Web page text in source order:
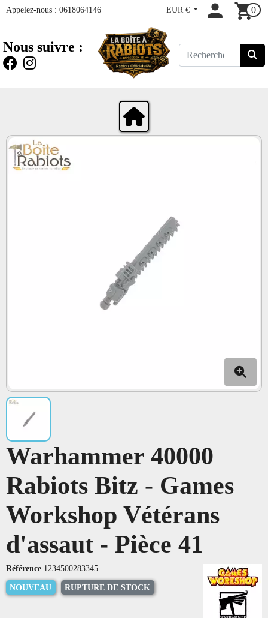
Appelez-nous : 0618064146 EUR € 0
Nous suivre :
Warhammer 40000
Rabiots Bitz - Games
Workshop Vétérans
d'assaut - Pièce 41
Référence 1234500283345
NOUVEAU
RUPTURE DE STOCK